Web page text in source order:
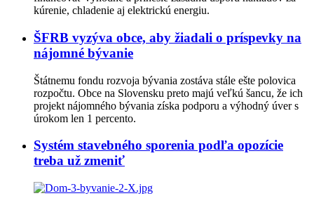
kúrenie, chladenie aj elektrickú energiu.
ŠFRB vyzýva obce, aby žiadali o príspevky na
nájomné bývanie
Štátnemu fondu rozvoja bývania zostáva stále ešte polovica
rozpočtu. Obce na Slovensku preto majú veľkú šancu, že ich
projekt nájomného bývania získa podporu a výhodný úver s
úrokom len 1 percento.
Systém stavebného sporenia podľa opozície
treba už zmeniť